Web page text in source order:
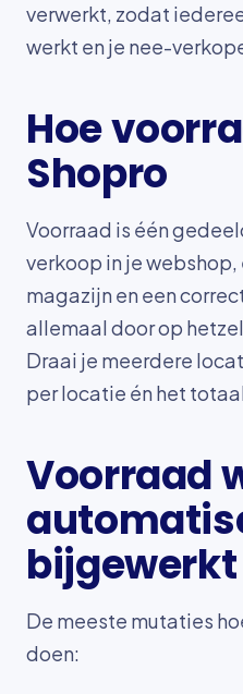
verwerkt, zodat
werkt en je nee-
Hoe
Shopro
Voorraad is één
verkoop in je
magazijn en een
allemaal door op
Draai je meerdere
per locatie én het
Voorraad
bijgewerkt
De meeste mutaties
doen: